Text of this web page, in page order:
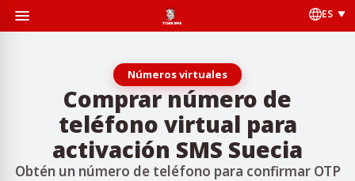
ES
Números virtuales
Comprar número de
teléfono virtual para
activación SMS Suecia
Obtén un número de teléfono para confirmar OTP